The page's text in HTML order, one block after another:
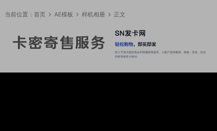
当前位置： 首页 AE模板 样机相册 正文